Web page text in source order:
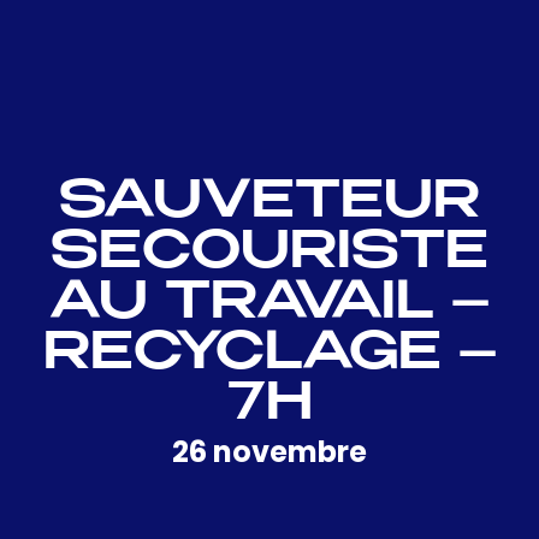
SAUVETEUR
SECOURISTE
AU TRAVAIL –
RECYCLAGE –
7H
26 novembre